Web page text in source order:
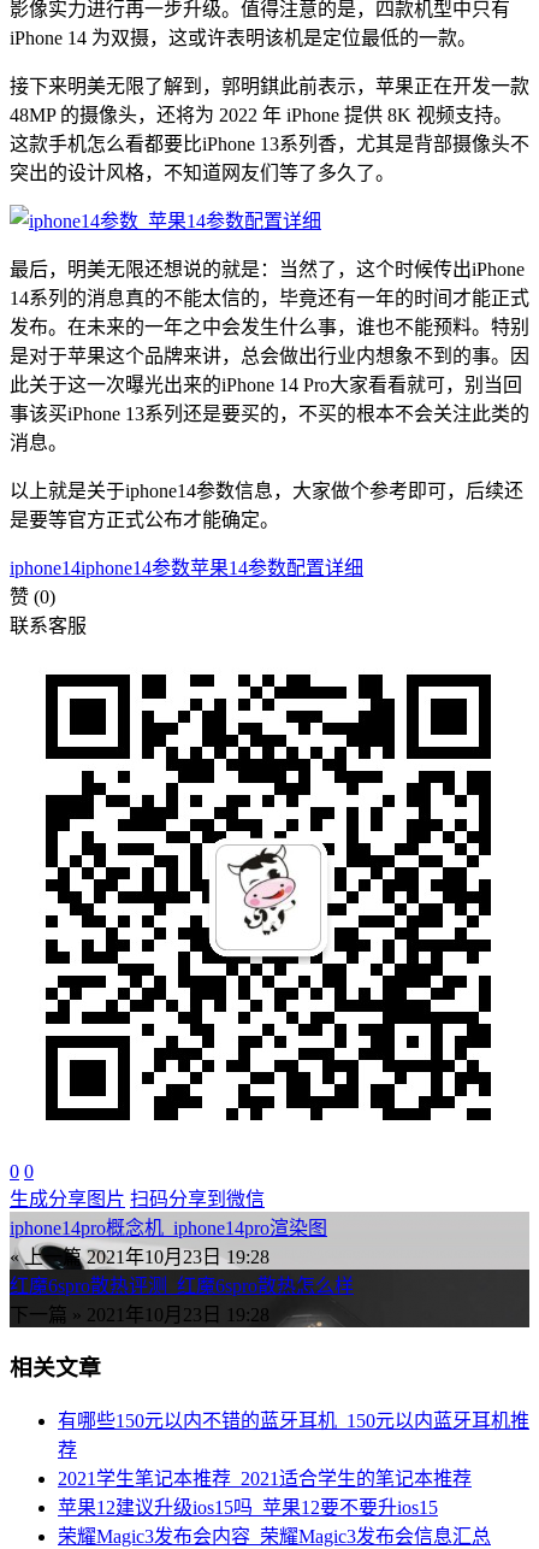
影像实力进行再一步升级。值得注意的是，四款机型中只有
iPhone 14 为双摄，这或许表明该机是定位最低的一款。
接下来明美无限了解到，郭明錤此前表示，苹果正在开发一款
48MP 的摄像头，还将为 2022 年 iPhone 提供 8K 视频支持。
这款手机怎么看都要比iPhone 13系列香，尤其是背部摄像头不
突出的设计风格，不知道网友们等了多久了。
最后，明美无限还想说的就是：当然了，这个时候传出iPhone
14系列的消息真的不能太信的，毕竟还有一年的时间才能正式
发布。在未来的一年之中会发生什么事，谁也不能预料。特别
是对于苹果这个品牌来讲，总会做出行业内想象不到的事。因
此关于这一次曝光出来的iPhone 14 Pro大家看看就可，别当回
事该买iPhone 13系列还是要买的，不买的根本不会关注此类的
消息。
以上就是关于iphone14参数信息，大家做个参考即可，后续还
是要等官方正式公布才能确定。
iphone14iphone14参数苹果14参数配置详细
赞 (0)
联系客服
0 0
生成分享图片 扫码分享到微信
iphone14pro概念机_iphone14pro渲染图
« 上一篇 2021年10月23日 19:28
红魔6spro散热评测_红魔6spro散热怎么样
下一篇 » 2021年10月23日 19:28
相关文章
有哪些150元以内不错的蓝牙耳机_150元以内蓝牙耳机推
荐
2021学生笔记本推荐_2021适合学生的笔记本推荐
苹果12建议升级ios15吗_苹果12要不要升ios15
荣耀Magic3发布会内容_荣耀Magic3发布会信息汇总